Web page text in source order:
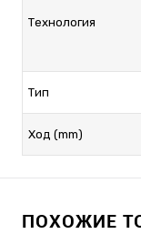
Технология
Тип
Ход (mm)
ПОХОЖИЕ